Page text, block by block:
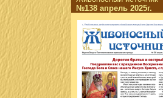
№138 апрель 2025г.